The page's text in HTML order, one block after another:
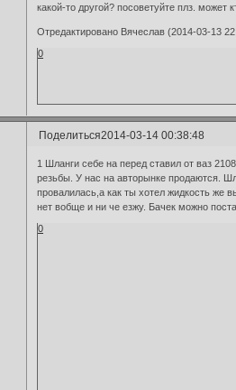
какой-то другой? посоветуйте плз. может
Отредактировано Вячеслав (2014-03-13
0
Поделиться2014-03-14 00:38:48
1 Шланги себе на перед ставил от ваз
резьбы. У нас на авторынке продаются.
провалилась,а как ты хотел жидкость же
нет вобще и ни че езжу. Бачек можно
0